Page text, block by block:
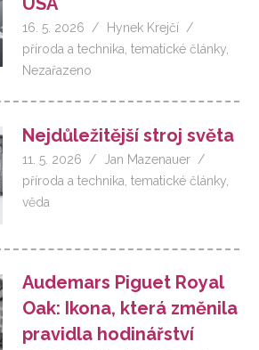
16. 5. 2026
Hynek Krejčí
příroda a technika ,tematické články
Nezařazeno
Nejdůležitější stroj světa
11. 5. 2026
Jan Mazenauer
příroda a technika ,tematické články
věda
Audemars Piguet Royal
Oak: Ikona, která změnila
pravidla hodinářství